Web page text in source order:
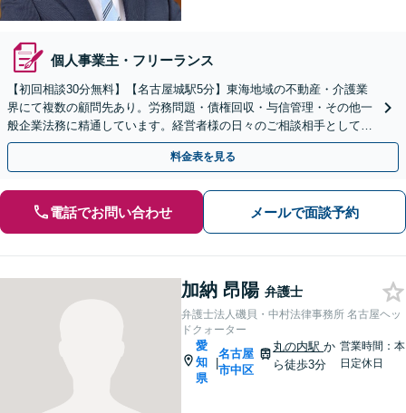
個人事業主・フリーランス
【初回相談30分無料】【名古屋城駅5分】東海地域の不動産・介護業
界にて複数の顧問先あり。労務問題・債権回収・与信管理・その他一
般企業法務に精通しています。経営者様の日々のご相談相手として、
法務面から経営を支えます。単発のご依頼も承ります。
料金表を見る
電話でお問い合わせ メールで面談予約
加納 昂陽 弁護士
弁護士法人磯貝・中村法律事務所 名古屋ヘッ
ドクォーター
愛
知
県
|
名古屋
市中区
丸の内駅か
ら徒歩3分
営業時間：本
日定休日